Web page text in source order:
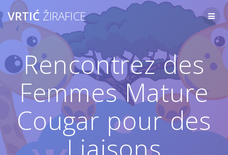
Skip
VRTIĆ ŽIRAFICE
Rencontrez des
Femmes Mature
Cougar pour des